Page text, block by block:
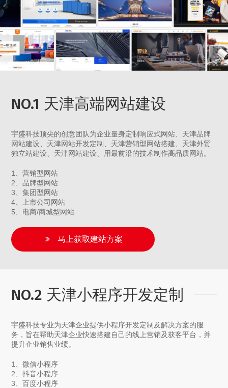
NO.1 天津高端网站建设
宇盛科技顶尖的创意团队为企业量身定制响应式网站、天津品牌
网站建设、天津网站开发定制、天津营销型网站搭建、天津外贸
独立站建设、天津网站建设、用最前沿的技术制作高品质网站。
1、营销型网站
2、品牌型网站
3、集团型网站
4、上市公司网站
5、电商/商城型网站
马上获取建站方案
NO.2 天津小程序开发定制
宇盛科技专业为天津企业提供小程序开发定制及解决方案的服
务，旨在帮助天津企业快速搭建自己的线上营销及获客平台，并
提升企业销售业绩。
1、微信小程序
2、抖音小程序
3、百度小程序